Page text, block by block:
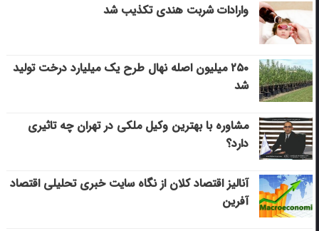
وارادات شربت هندی تکذیب شد
۲۵۰ میلیون اصله نهال طرح یک میلیارد درخت تولید
شد
مشاوره با بهترین وکیل ملکی در تهران چه تاثیری
دارد؟
آنالیز اقتصاد کلان از نگاه سایت خبری تحلیلی اقتصاد
آفرین